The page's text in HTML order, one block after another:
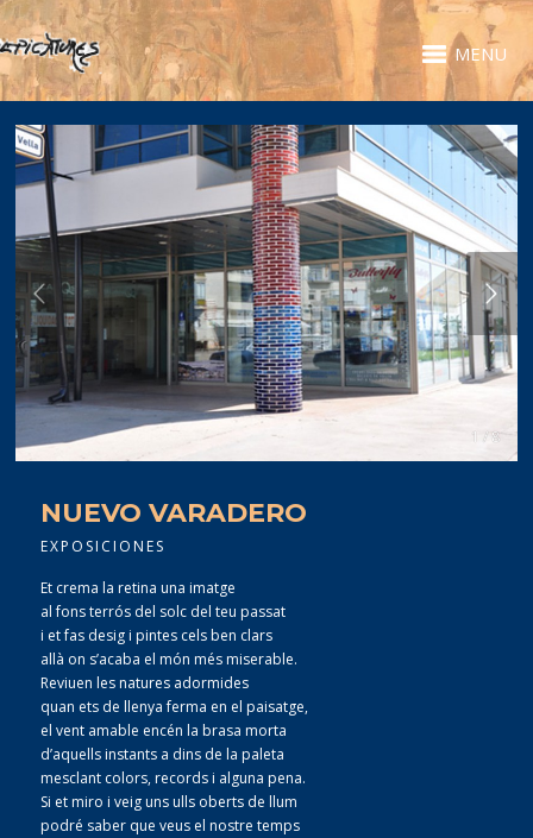
MENU
1 / 8
NUEVO VARADERO
EXPOSICIONES
Et crema la retina una imatge
al fons terrós del solc del teu passat
i et fas desig i pintes cels ben clars
allà on s’acaba el món més miserable.
Reviuen les natures adormides
quan ets de llenya ferma en el paisatge,
el vent amable encén la brasa morta
d’aquells instants a dins de la paleta
mesclant colors, records i alguna pena.
Si et miro i veig uns ulls oberts de llum
podré saber que veus el nostre temps